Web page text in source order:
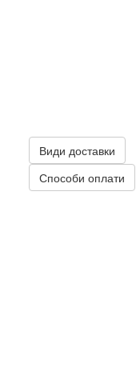
Види доставки
Способи оплати